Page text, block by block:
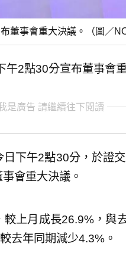
董事會重大決議。（圖／
2點30分宣布董事會
是廣告 請繼續往下閱讀
下午2點30分，於證
會重大決議。
上月成長26.9%，與
去年同期減少4.3%。